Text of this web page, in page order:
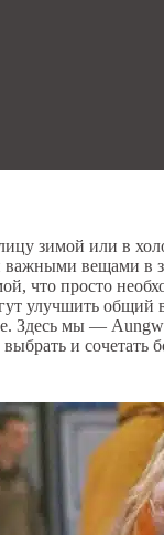
зимой или в
важными вещами
что просто
улучшить
Здесь мы —
выбрать и